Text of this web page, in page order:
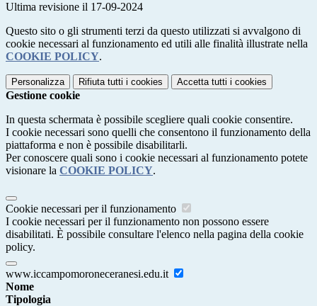
Ultima revisione il 17-09-2024
Questo sito o gli strumenti terzi da questo utilizzati si avvalgono di
cookie necessari al funzionamento ed utili alle finalità illustrate nella
COOKIE POLICY.
Personalizza Rifiuta tutti i cookies Accetta tutti i cookies
Gestione cookie
In questa schermata è possibile scegliere quali cookie consentire.
I cookie necessari sono quelli che consentono il funzionamento della
piattaforma e non è possibile disabilitarli.
Per conoscere quali sono i cookie necessari al funzionamento potete
visionare la COOKIE POLICY.
Cookie necessari per il funzionamento
I cookie necessari per il funzionamento non possono essere
disabilitati. È possibile consultare l'elenco nella pagina della cookie
policy.
www.iccampomoroneceranesi.edu.it
Nome
Tipologia